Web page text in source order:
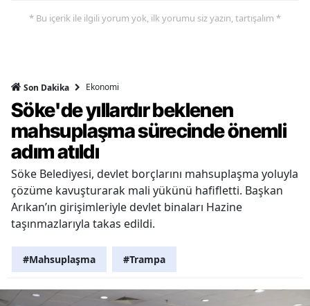
* Bu içerik ile ilgili yorum yok, ilk yorumu siz yazın, tartışalım *
Son Dakika Ekonomi
Söke'de yıllardır beklenen
mahsuplaşma sürecinde önemli
adım atıldı
Söke Belediyesi, devlet borçlarını mahsuplaşma yoluyla
çözüme kavuşturarak mali yükünü hafifletti. Başkan
Arıkan’ın girişimleriyle devlet binaları Hazine
taşınmazlarıyla takas edildi.
#Mahsuplaşma #Trampa